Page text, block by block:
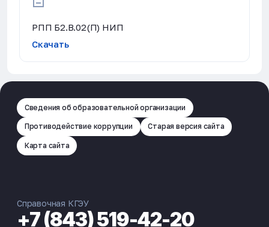
РПП Б2.В.02(П) НИП
Скачать
Сведения об образовательной организации
Противодействие коррупции Старая версия сайта
Карта сайта
Справочная КГЭУ
+7 (843) 519-42-20